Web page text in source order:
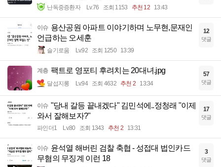
난독중증환자 Lv.76 조회 1153 추천 12 13:43
이슈 용산공원 아파트 이야기하며 노무현,문재인
언급하는 오세훈
슬기로움 Lv.92 조회 1250 13:39
12
댓글
계층 팩트로 영포티 후려치는 20대녀.jpg
달섭지롱 Lv.94 조회 4632 추천 2 13:34
57
댓글
이슈 "당내 갈등 끝내겠다" 김민석에..정청래 "이제
와서 잘해보자?"
파인더1 Lv.80 조회 1343 추천 2 13:31
17
댓글
이슈 윤석열 해버린 검찰 축협 - 성접대 법인카드
무혐의 무징계 이런 18
3
댓글